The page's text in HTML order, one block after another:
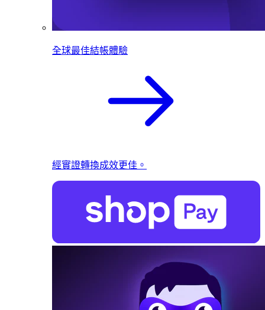
全球最佳結帳體驗
經實證轉換成效更佳。